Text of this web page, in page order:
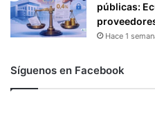
públicas:
Hace 1
Síguenos en Facebook